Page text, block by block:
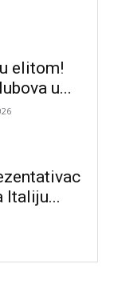
elitom!
u...
Italiju...